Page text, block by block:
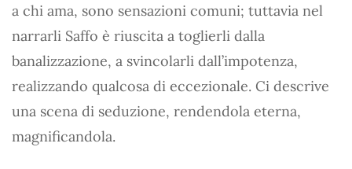
a chi ama, sono sensazioni comuni; tuttavia nel
narrarli Saffo è riuscita a toglierli dalla
banalizzazione, a svincolarli dall’impotenza,
realizzando qualcosa di eccezionale. Ci descrive
una scena di seduzione, rendendola eterna,
magnificandola.